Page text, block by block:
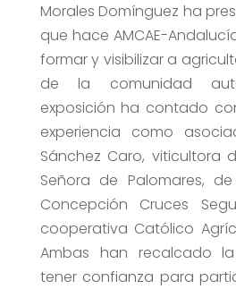
Morales Domínguez ha
que hace AMCAE-
formar y visibilizar a
de la comunidad
exposición ha contado
experiencia como
Sánchez Caro, viticultora
Señora de Palomares,
Concepción Cruces
cooperativa Católico
Ambas han recalcado
tener confianza para